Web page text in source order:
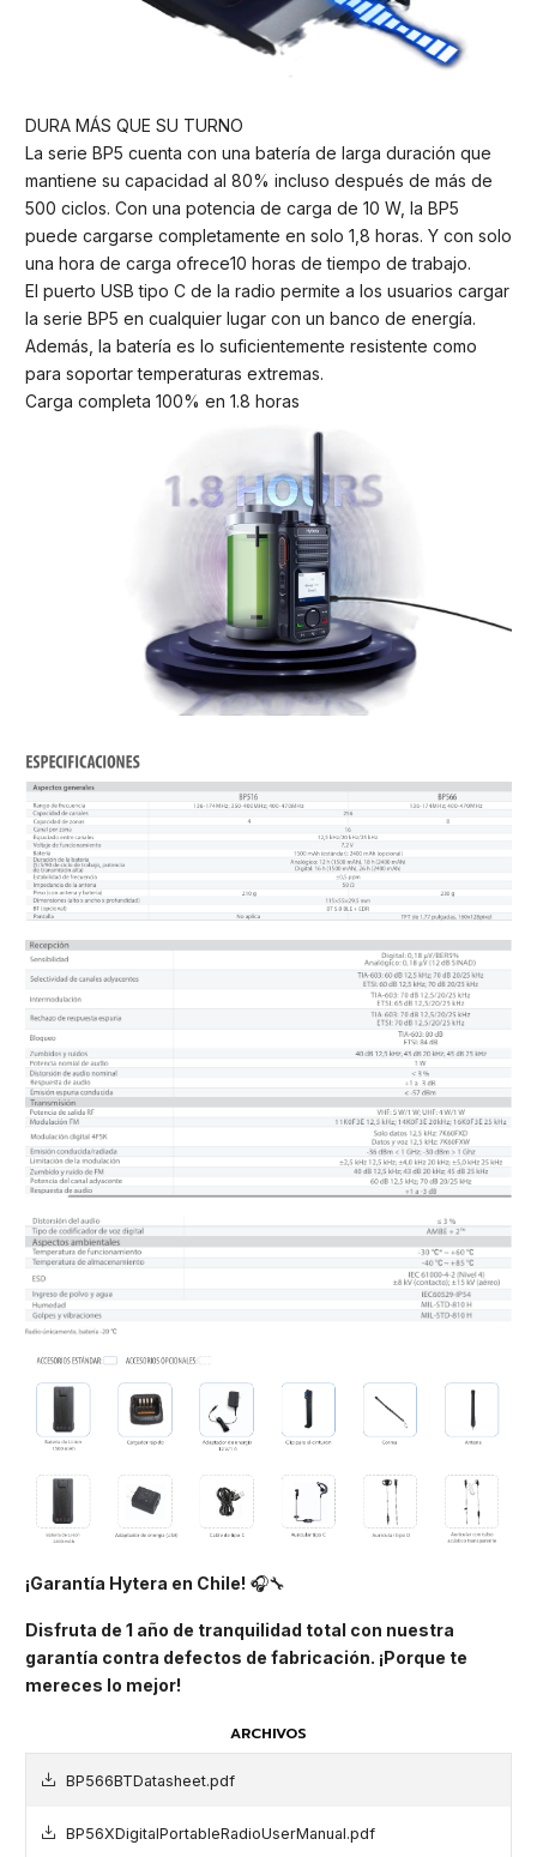
DURA MÁS QUE SU TURNO
La serie BP5 cuenta con una batería de larga duración que
mantiene su capacidad al 80% incluso después de más de
500 ciclos. Con una potencia de carga de 10 W, la BP5
puede cargarse completamente en solo 1,8 horas. Y con solo
una hora de carga ofrece10 horas de tiempo de trabajo.
El puerto USB tipo C de la radio permite a los usuarios cargar
la serie BP5 en cualquier lugar con un banco de energía.
Además, la batería es lo suficientemente resistente como
para soportar temperaturas extremas.
Carga completa 100% en 1.8 horas
¡Garantía Hytera en Chile! 🎧🔧
Disfruta de 1 año de tranquilidad total con nuestra
garantía contra defectos de fabricación. ¡Porque te
mereces lo mejor!
ARCHIVOS
BP566BTDatasheet.pdf
BP56XDigitalPortableRadioUserManual.pdf